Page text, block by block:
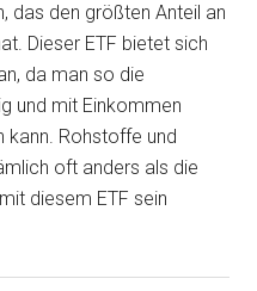
das den größten Anteil an
Dieser ETF bietet sich
da man so die
und mit Einkommen
kann. Rohstoffe und
oft anders als die
diesem ETF sein